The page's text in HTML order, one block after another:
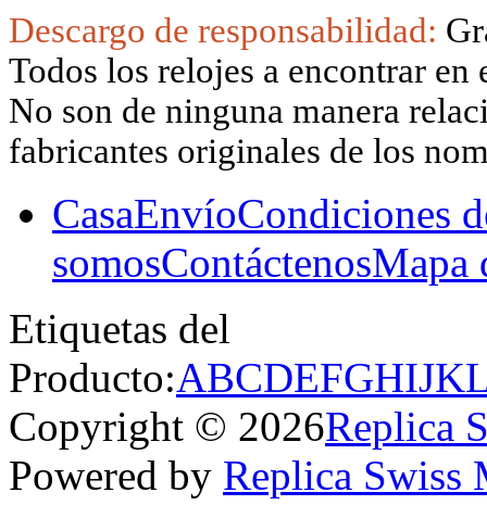
Descargo de responsabilidad:
Todos los relojes a encontrar
No son de ninguna manera
fabricantes originales de los
CasaEnvíoCondiciones
somosContáctenosMapa
Etiquetas del
Producto:ABCDEFGHIJK
Copyright © 2026Replica
Powered by Replica Swiss